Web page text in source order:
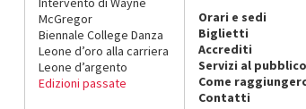
McGregor
Biennale College Danza
Leone d’oro alla carriera
Leone d’argento
Edizioni passate
Orari e sedi
Biglietti
Accrediti
Servizi al pubblico
Come
Contatti